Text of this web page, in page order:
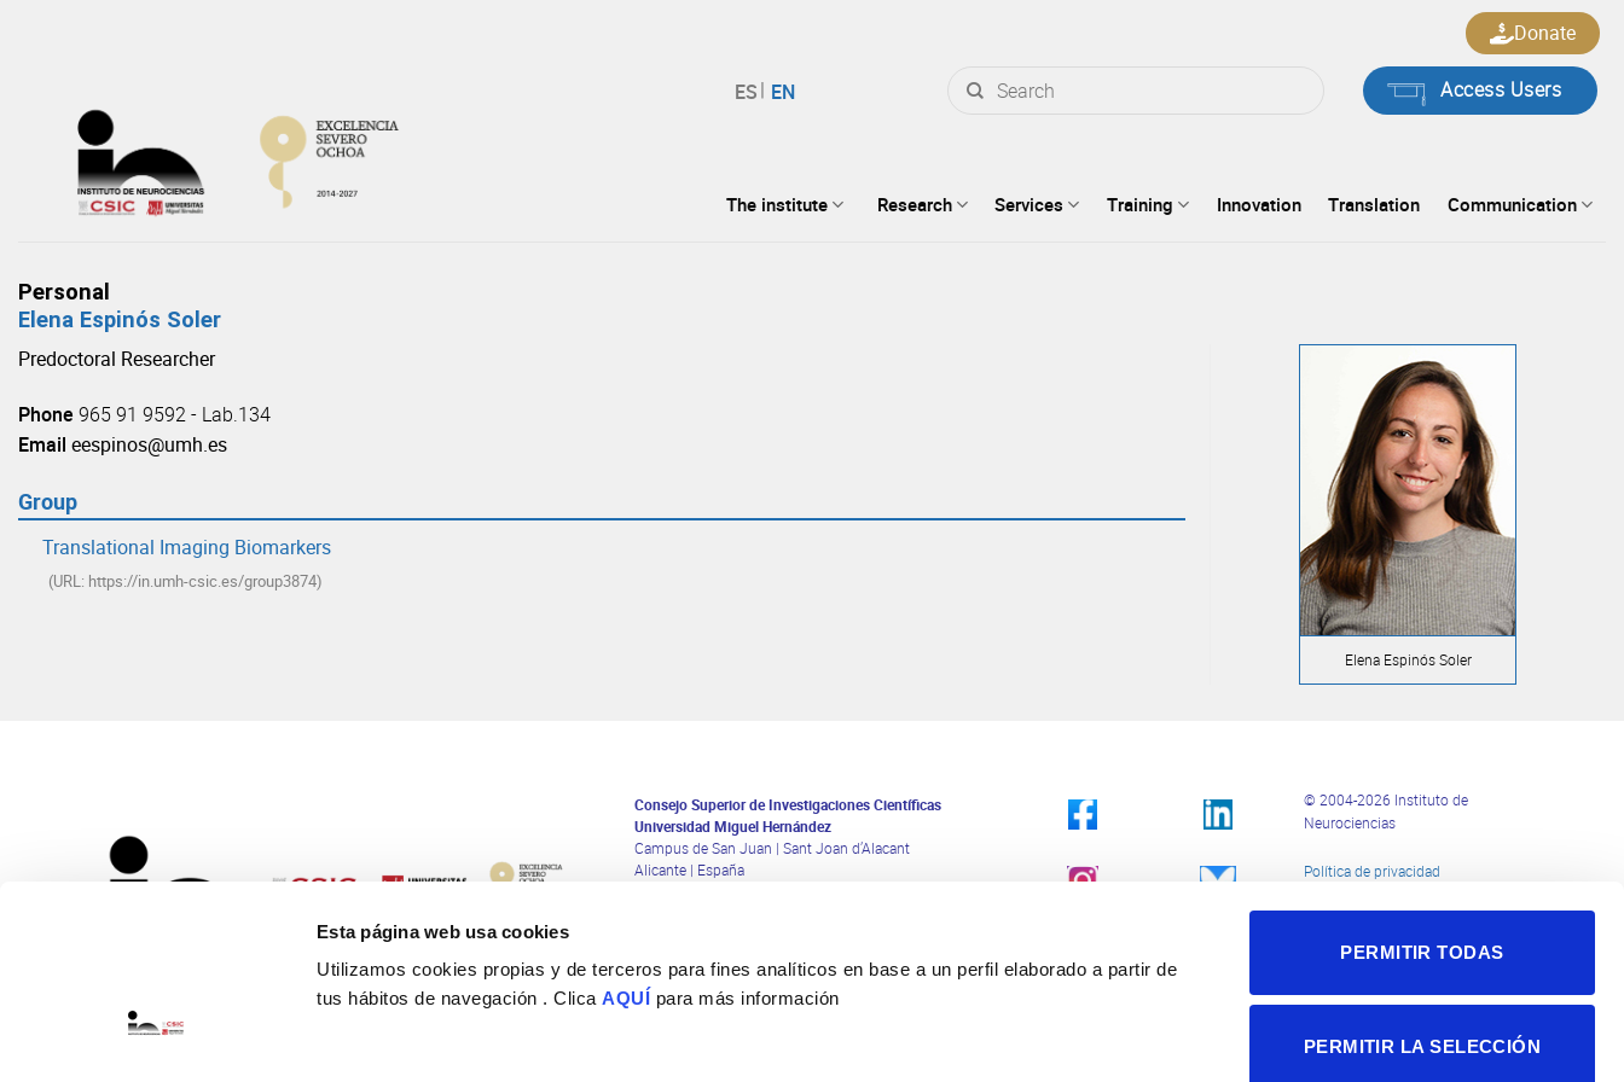
Esta página web usa cookies
Utilizamos cookies propias y de terceros para fines analíticos en base a un perfil elaborado a partir de
tus hábitos de navegación . ClicaAQUÍ para más información
PERMITIR TODAS
PERMITIR LA SELECCIÓN
for:
Access Users
Donate
The institute Research Services Training Innovation Translation Communication
Personal
Elena Espinós Soler
Predoctoral Researcher
Phone 965 91 9592 - Lab.134
Email eespinos@umh.es
Group
Translational Imaging Biomarkers
(URL: https://in.umh-csic.es/group3874)
Elena Espinós Soler
Consejo Superior de Investigaciones Científicas
Universidad Miguel Hernández
Campus de San Juan | Sant Joan d’Alacant
Alicante | España
© 2004-2026 Instituto de
Neurociencias
Política de privacidad
Accesibilidad